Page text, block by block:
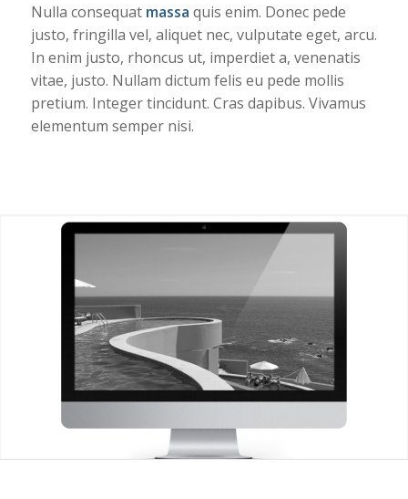
Nulla consequat massa quis enim. Donec pede
justo, fringilla vel, aliquet nec, vulputate eget, arcu.
In enim justo, rhoncus ut, imperdiet a, venenatis
vitae, justo. Nullam dictum felis eu pede mollis
pretium. Integer tincidunt. Cras dapibus. Vivamus
elementum semper nisi.